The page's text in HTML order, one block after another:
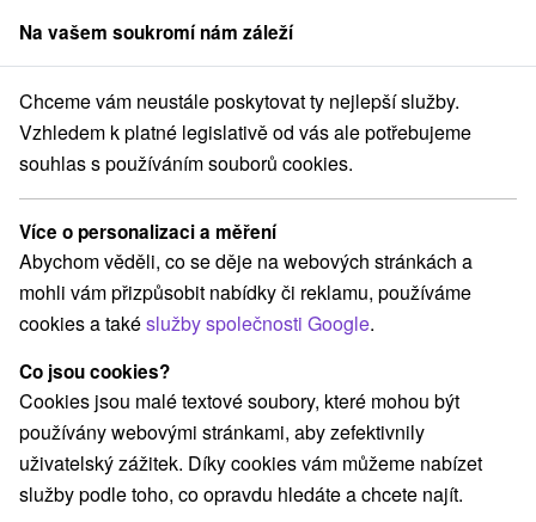
člen skupinySorger
na Slovensku Stredné Slovensko Banskobystrický kraj
Wellness hotely Vígľaš
Kategorie
Všechny kategorie
Hotely na Slovensku (2)
Hotely s bazénem(2) Wellness hotely na Slovensku
Hotely na Slovensku pro rodiny s dětmi
Historické hotely(1)
Vyberte lokalitu nebo termín
Na vašem soukromí nám záleží
Chceme vám neustále poskytovat ty nejlepší služby.
Vzhledem k platné legislativě od vás ale potřebujeme
souhlas s používáním souborů cookies.
Více o personalizaci a měření
Abychom věděli, co se děje na webových stránkách a
mohli vám přizpůsobit nabídky či reklamu, používáme
cookies a takéslužby společnosti Google.
Co jsou cookies?
Cookies jsou malé textové soubory, které mohou být
používány webovými stránkami, aby zefektivnily
uživatelský zážitek. Díky cookies vám můžeme nabízet
služby podle toho, co opravdu hledáte a chcete najít.